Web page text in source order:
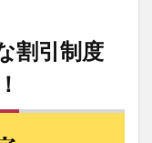
割引制度